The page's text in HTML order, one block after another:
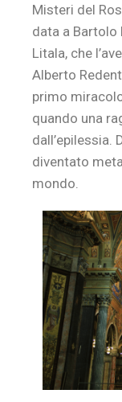
Misteri del
data a Bartolo
Litala, che
Alberto
primo
quando una
dall’epilessia.
diventato
mondo.